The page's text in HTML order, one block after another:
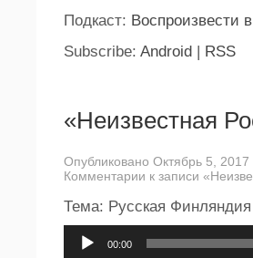
Подкаст: Воспроизвести
Subscribe: Android | RSS
«Неизвестная
Опубликовано Октябрь 5, 2017
Комментарии к записи
Тема: Русская Финляндия
00:00